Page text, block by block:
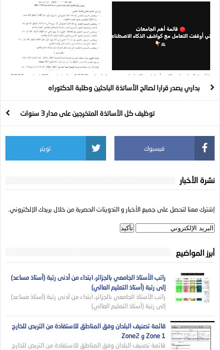
البيداغوجية للأستاذ الباحث
قائمة الجامعات التي أوقفت التعامل مع
كواشف الذكاء الاصطناعي
قرار رقم 1558 مؤرخ في 09 نوفمبر 2025
يحدد رزنامة العطل الجامعية بعنوان السنة
الجامعية 2025- 2026
بداري يصدر قرارا لصالح الأساتذة الباحثين وطلبة الدكتوراه
توظيف كل الأساتذة المتخرجين على مدار 3 سنوات
فيسبوك تويتر
نشرة الأخبار
إشترك معنا لتحصل على جميع الأخبار و التدوينات الحصرية من خلال بريدك الإلكتروني.
أبرز المواضيع
راتب الأستاذ الجامعي بالجزائر، ابتداء من أدنى رتبة (أستاذ مساعد)
إلى رتبة (أستاذ التعليم العالي)
راتب الأستاذ الجامعي بالجزائر، ابتداء من أدنى رتبة (أستاذ مساعد)
إلى رتبة (أستاذ التعليم العالي)
قائمة تصنيف البلدان وفق المناطق للاستفادة من التربص للخارج
Zone 1 و Zone2
قائمة تصنيف البلدان وفق المناطق للاستفادة من التربص للخارج